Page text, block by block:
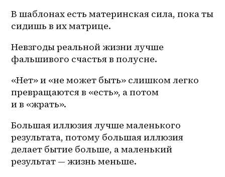
В шаблонах есть материнская сила, пока ты
сидишь в их матрице.
Невзгоды реальной жизни лучше
фальшивого счастья в полусне.
«Нет» и «не может быть» слишком легко
превращаются в «есть», а потом
и в «жрать».
Большая иллюзия лучше маленького
результата, потому большая иллюзия
делает бытие больше, а маленький
результат — жизнь меньше.